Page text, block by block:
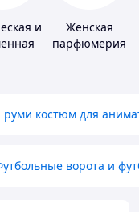
и
Женская
парфюмерия
руми костюм для
ворота и